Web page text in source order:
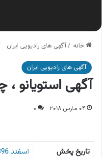
خانه /آگهی های رادیویی ایران
آگهی های رادیویی ایران
آگهی استویانو ،
۰۴ مارس ۲۰۱۸ ۰
تاریخ پخش
اسفند 1396